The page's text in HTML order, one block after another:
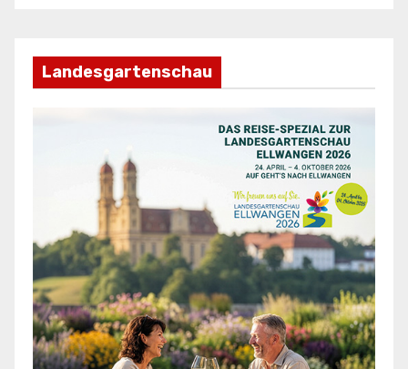
Landesgartenschau